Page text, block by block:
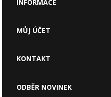
INFORMACE
MŮJ ÚČET
KONTAKT
ODBĚR NOVINEK